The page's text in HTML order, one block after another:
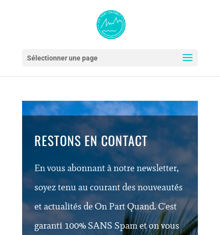
Sélectionner une page
RESTONS EN CONTACT
En vous abonnant à notre newsletter,
soyez tenu au courant des nouveautés
et actualités de On Part Quand. C'est
garanti 100% SANS Spam et on vous